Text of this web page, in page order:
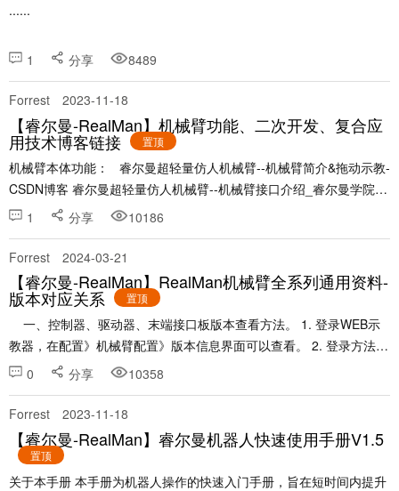
......
1 分享 8489
Forrest 2023-11-18
【睿尔曼-RealMan】机械臂功能、二次开发、复合应
用技术博客链接 置顶
机械臂本体功能： 睿尔曼超轻量仿人机械臂--机械臂简介&拖动示教-
CSDN博客 睿尔曼超轻量仿人机械臂--机械臂接口介绍_睿尔曼学院的
博客-CSDN博客 睿尔曼超轻量仿人机械臂--示教器简介&使用_......
1 分享 10186
Forrest 2024-03-21
【睿尔曼-RealMan】RealMan机械臂全系列通用资料-
版本对应关系 置顶
教器，在配置》机械臂配置》版本信息界面可以查看。 2. 登录方法可
以参考：睿尔曼机器人快速使用手册V1.5 - 睿尔曼智能论坛 (r......
0 分享 10358
Forrest 2023-11-18
【睿尔曼-RealMan】睿尔曼机器人快速使用手册V1.5
置顶
关于本手册 本手册为机器人操作的快速入门手册，旨在短时间内提升